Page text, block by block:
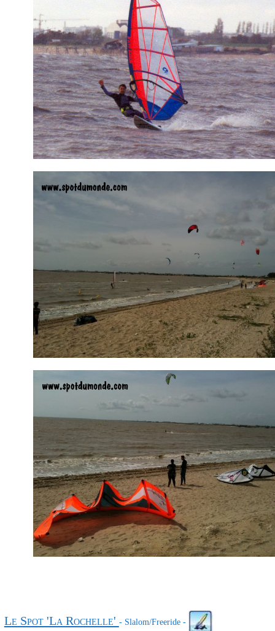
Le Spot 'La Rochelle' - Slalom/Freeride -